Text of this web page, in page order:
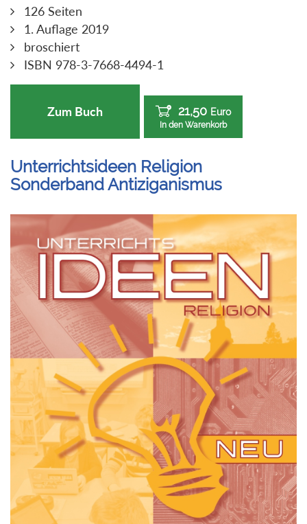
126 Seiten
1. Auflage 2019
broschiert
ISBN 978-3-7668-4494-1
Zum Buch 21,50 Euro
In den Warenkorb
Unterrichtsideen Religion
Sonderband Antiziganismus